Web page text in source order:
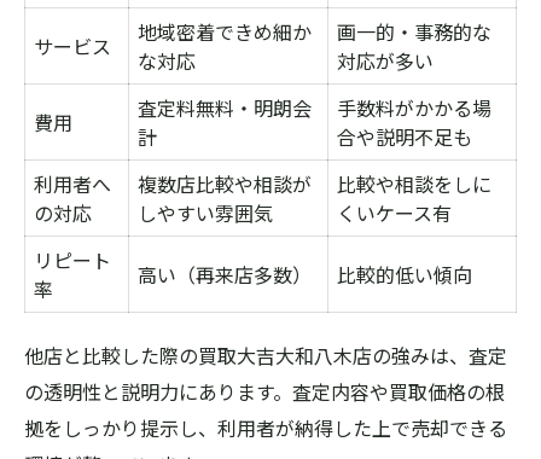
サービス
地域密着できめ細か
な対応
画一的・事務的な
対応が多い
費用
査定料無料・明朗会
計
手数料がかかる場
合や説明不足も
利用者へ
の対応
複数店比較や相談が
しやすい雰囲気
比較や相談をしに
くいケース有
リピート
率
高い（再来店多数） 比較的低い傾向
他店と比較した際の買取大吉大和八木店の強みは、査定
の透明性と説明力にあります。査定内容や買取価格の根
拠をしっかり提示し、利用者が納得した上で売却できる